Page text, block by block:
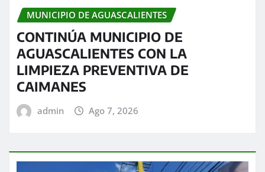
MUNICIPIO DE AGUASCALIENTES
CONTINÚA MUNICIPIO DE
AGUASCALIENTES CON LA
LIMPIEZA PREVENTIVA DE
CAIMANES
admin Ago 7, 2026